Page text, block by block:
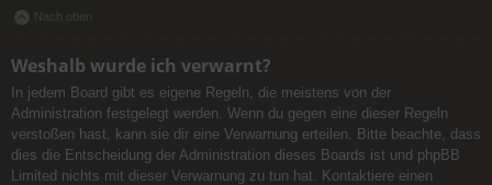
Nach oben
Weshalb wurde ich verwarnt?
In jedem Board gibt es eigene Regeln, die meistens von der
Administration festgelegt werden. Wenn du gegen eine dieser Regeln
verstoßen hast, kann sie dir eine Verwarnung erteilen. Bitte beachte, dass
dies die Entscheidung der Administration dieses Boards ist und phpBB
Limited nichts mit dieser Verwarnung zu tun hat. Kontaktiere einen